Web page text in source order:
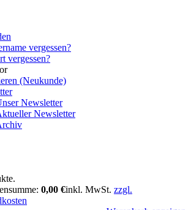
vergessen?
vergessen?
(Neukunde)
Newsletter
Newsletter
0,00 €inkl. MwSt. zzgl.